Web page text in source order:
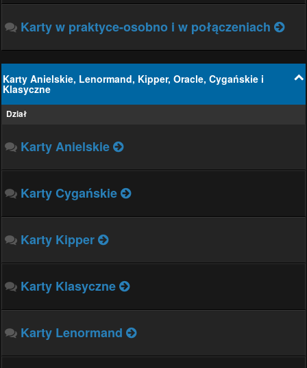
Karty w praktyce-osobno i w połączeniach
Karty Anielskie, Lenormand, Kipper, Oracle, Cygańskie i
Klasyczne
Dział
Karty Anielskie
Karty Cygańskie
Karty Kipper
Karty Klasyczne
Karty Lenormand